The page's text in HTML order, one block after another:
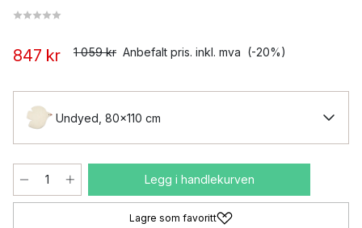
847 kr 1 059 kr Anbefalt pris. inkl. mva (-20%)
Undyed, 80x110 cm
Legg i handlekurven
Lagre som favoritt